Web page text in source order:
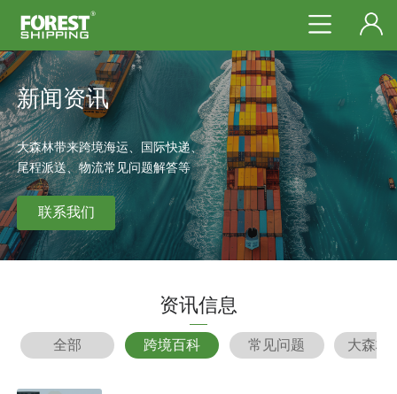
新闻资讯
大森林带来跨境海运、国际快递、
尾程派送、物流常见问题解答等
联系我们
资讯信息
全部 跨境百科 常见问题 大森林